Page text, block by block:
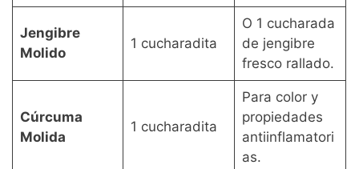
Jengibre
Molido
1 cucharadita
O 1 cucharada
de jengibre
fresco rallado.
Cúrcuma
Molida
1 cucharadita
Para color y
propiedades
antiinflamatori
as.